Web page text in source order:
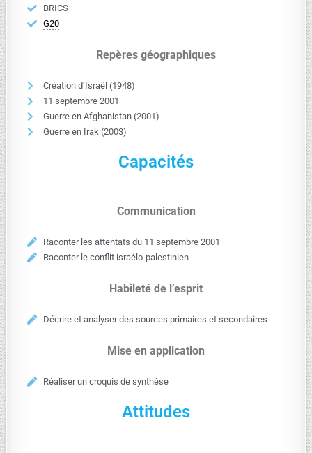
BRICS
G20
Repères géographiques
Création d’Israël (1948)
11 septembre 2001
Guerre en Afghanistan (2001)
Guerre en Irak (2003)
Capacités
Communication
Raconter les attentats du 11 septembre 2001
Raconter le conflit israélo-palestinien
Habileté de l’esprit
Décrire et analyser des sources primaires et secondaires
Mise en application
Réaliser un croquis de synthèse
Attitudes